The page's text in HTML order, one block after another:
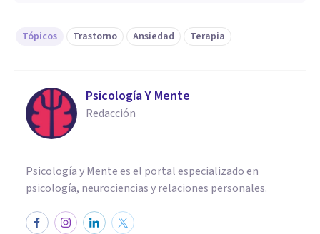
Tópicos Trastorno Ansiedad Terapia
Psicología Y Mente
Redacción
Psicología y Mente es el portal especializado en
psicología, neurociencias y relaciones personales.